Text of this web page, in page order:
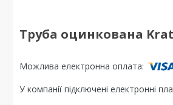
Труба оцинкована
У компанії підключені електронні